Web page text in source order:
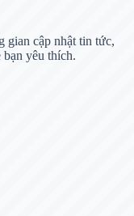
gian cập nhật tin tức,
yêu thích.